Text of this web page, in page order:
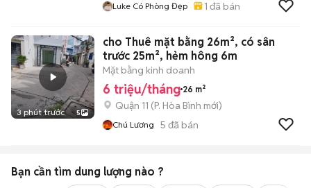
Luke Có Phòng Đẹp 1 đã bán
3 phút trước 5
cho Thuê mặt bằng 26m², có sân
trước 25m², hẻm hông 6m
Mặt bằng kinh doanh
6 triệu/tháng 26 m²
Quận 11 (P. Hòa Bình mới)
Chú Lương 5 đã bán
Bạn cần tìm dung lượng nào ?